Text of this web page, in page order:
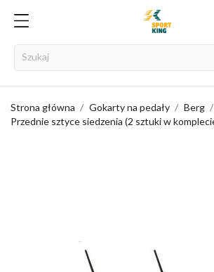
Strona główna Gokarty na pedały Berg
Przednie sztyce siedzenia (2 sztuki w